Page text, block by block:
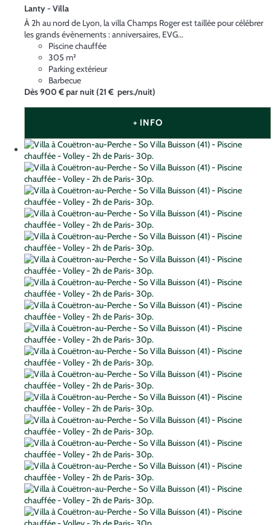
Lanty - Villa
À 2h au nord de Lyon, la villa Champs Roger est taillée pour célébrer
les grands évènements : anniversaires, EVG...
Piscine chauffée
305 m²
Parking extérieur
Barbecue
Dès900 €par nuit(21 € pers./nuit)
+ INFO